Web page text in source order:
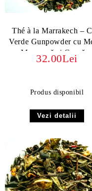
Thé à la Marrakech –
Verde Gunpowder cu
Marocană și Coacăze
32.00Lei
Produs disponibil
Vezi detalii